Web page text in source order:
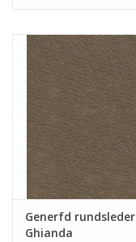
Generfd rundsleder
Ghianda